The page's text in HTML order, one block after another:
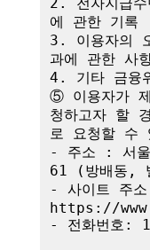
에 관한 기록
3. 이용자의
과에 관한 사
4. 기타 금융
⑤ 이용자가
청하고자 할
로 요청할 수
- 주소 : 서울
61 (방배동,
- 사이트 주
https://
- 전화번호: